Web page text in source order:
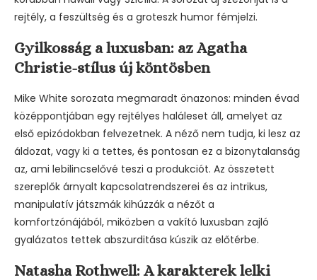
rejtély, a feszültség és a groteszk humor fémjelzi.
Gyilkosság a luxusban: az Agatha
Christie-stílus új köntösben
Mike White sorozata megmaradt önazonos: minden évad
középpontjában egy rejtélyes haláleset áll, amelyet az
első epizódokban felvezetnek. A néző nem tudja, ki lesz az
áldozat, vagy ki a tettes, és pontosan ez a bizonytalanság
az, ami lebilincselővé teszi a produkciót. Az összetett
szereplők árnyalt kapcsolatrendszerei és az intrikus,
manipulatív játszmák kihúzzák a nézőt a
komfortzónájából, miközben a vakító luxusban zajló
gyalázatos tettek abszurditása kúszik az előtérbe.
Natasha Rothwell: A karakterek lelki